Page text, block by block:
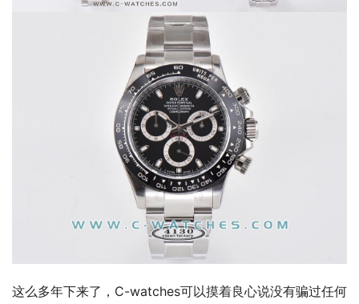
这么多年下来了，C-watches可以摸着良心说没有骗过任何